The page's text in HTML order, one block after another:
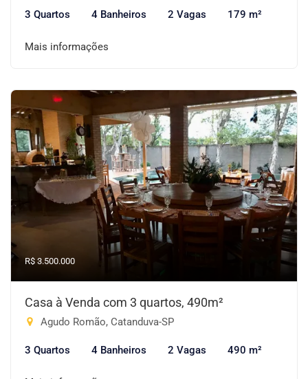
3 Quartos 4 Banheiros 2 Vagas 179 m²
Mais informações
R$ 3.500.000
Casa à Venda com 3 quartos, 490m²
Agudo Romão, Catanduva-SP
3 Quartos 4 Banheiros 2 Vagas 490 m²